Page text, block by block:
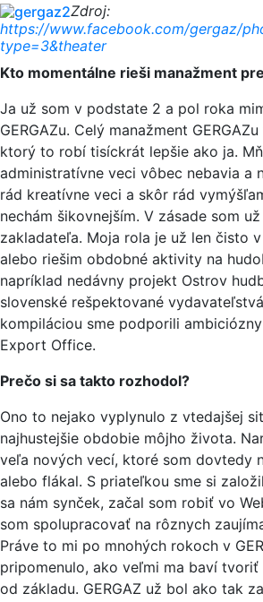
Zdroj:
https://www.facebook.com/gergaz/
type=3&theater
Kto momentálne rieši manažment
Ja už som v podstate 2 a pol roka
GERGAZu. Celý manažment
ktorý to robí tisíckrát lepšie ako ja.
administratívne veci vôbec nebavia a
rád kreatívne veci a skôr rád
nechám šikovnejším. V zásade som
zakladateľa. Moja rola je už len čisto v
alebo riešim obdobné aktivity na
napríklad nedávny projekt Ostrov
slovenské rešpektované
kompiláciou sme podporili
Export Office.
Prečo si sa takto rozhodol?
Ono to nejako vyplynulo z vtedajšej
najhustejšie obdobie môjho života.
veľa nových vecí, ktoré som dovtedy
alebo flákal. S priateľkou sme si
sa nám synček, začal som robiť vo
som spolupracovať na rôznych
Práve to mi po mnohých rokoch v
pripomenulo, ako veľmi ma baví tvoriť
od základu. GERGAZ už bol ako tak